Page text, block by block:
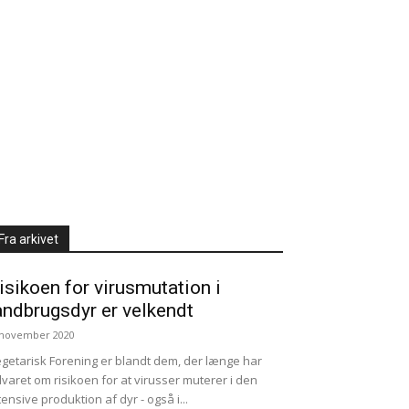
Fra arkivet
for virusmutation i
er velkendt
2020
Forening er blandt dem, der længe har
om risikoen for at virusser muterer i den
produktion af dyr - også i...